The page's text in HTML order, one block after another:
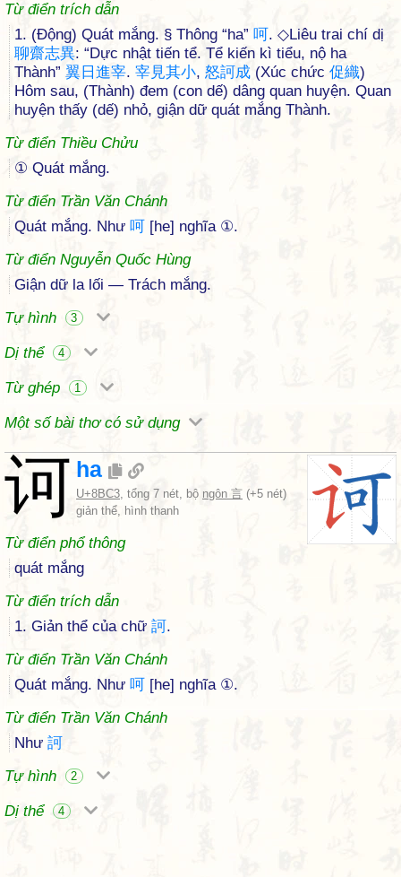
Từ điển trích dẫn
1. (Động) Quát mắng. § Thông “ha” 呵. ◇Liêu trai chí dị
聊齋志異: “Dực nhật tiến tể. Tể kiến kì tiểu, nộ ha
Thành” 翼 日 進宰. 宰見其小, 怒訶成 (Xúc chức 促織)
Hôm sau, (Thành) đem (con dế) dâng quan huyện. Quan
huyện thấy (dế) nhỏ, giận dữ quát mắng Thành.
Từ điển Thiều Chửu
① Quát mắng.
Từ điển Trần Văn Chánh
Quát mắng. Như 呵 [he] nghĩa ①.
Từ điển Nguyễn Quốc Hùng
Giận dữ la lối — Trách mắng.
Tự hình
3
Dị thể 4
Từ ghép 1
Một số bài thơ có sử dụng
诃 ha
U+8BC3, tổng 7 nét, bộ ngôn 言 (+5 nét)
giản thể, hình thanh
Từ điển phổ thông
quát mắng
Từ điển trích dẫn
1. Giản thể của chữ 訶.
Từ điển Trần Văn Chánh
Quát mắng. Như 呵 [he] nghĩa ①.
Từ điển Trần Văn Chánh
Như 訶
Tự hình
2
Dị thể 4